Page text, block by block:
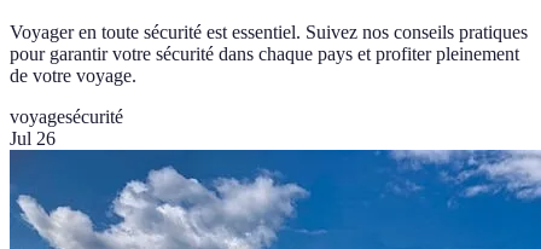
Voyager en toute sécurité est essentiel. Suivez nos conseils pratiques
pour garantir votre sécurité dans chaque pays et profiter pleinement
de votre voyage.
voyagesécurité
Jul 26